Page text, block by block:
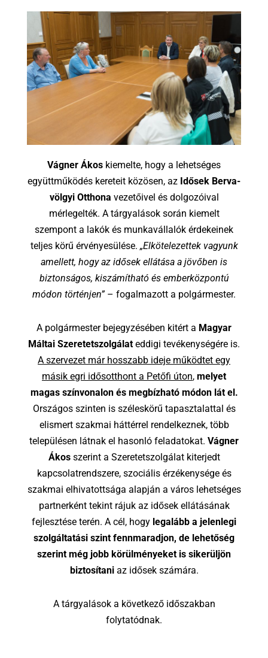
Vágner Ákos kiemelte, hogy a lehetséges
együttműködés kereteit közösen, az Idősek Berva-
völgyi Otthona vezetőivel és dolgozóival
mérlegelték. A tárgyalások során kiemelt
szempont a lakók és munkavállalók érdekeinek
teljes körű érvényesülése. „Elkötelezettek vagyunk
amellett, hogy az idősek ellátása a jövőben is
biztonságos, kiszámítható és emberközpontú
módon történjen”– fogalmazott a polgármester.
A polgármester bejegyzésében kitért a Magyar
Máltai Szeretetszolgálat eddigi tevékenységére is.
A szervezet már hosszabb ideje működtet egy
másik egri idősotthont a Petőfi úton, melyet
magas színvonalon és megbízható módon lát el.
Országos szinten is széleskörű tapasztalattal és
elismert szakmai háttérrel rendelkeznek, több
településen látnak el hasonló feladatokat. Vágner
Ákosszerint a Szeretetszolgálat kiterjedt
kapcsolatrendszere, szociális érzékenysége és
szakmai elhivatottsága alapján a város lehetséges
partnerként tekint rájuk az idősek ellátásának
fejlesztése terén. A cél, hogy legalább a jelenlegi
szolgáltatási szint fennmaradjon, de lehetőség
szerint még jobb körülményeket is sikerüljön
biztosítaniaz idősek számára.
A tárgyalások a következő időszakban
folytatódnak.